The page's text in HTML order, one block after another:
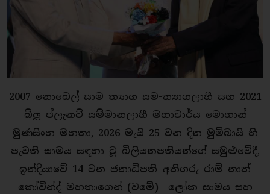
2007 නොබෙල් සාම ත්‍යාග සම-ත්‍යාගලාභී සහ 2021
බ්ලූ ප්ලැනට් සම්මානලාභී මහාචාර්ය මොහාන්
මුණසිංහ මහතා, 2026 මැයි 25 වන දින මුම්බායි හි
පැවති සාමය සඳහා වූ බිලියනපතියන්ගේ සමුළුවේදී,
ඉන්දියාවේ 14 වන ජනාධිපති අතිගරු රාම් නාත්
කෝවින්ද් මහතාගෙන් (වමේ) ලෝක සාමය සහ